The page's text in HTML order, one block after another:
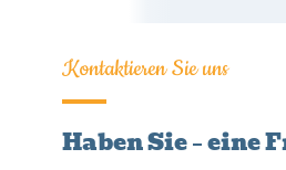
Kontaktieren Sie uns
Haben Sie – eine